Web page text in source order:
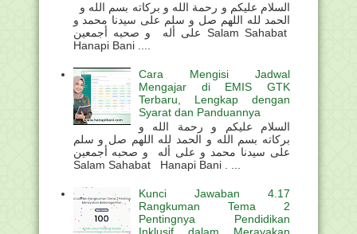
الحمد لله اللهم صل و سلم على سيدنا محمد و
على أله و صحبه أجمعين Salam Sahabat
Hanapi Bani ....
Cara Mengisi Jadwal
Mengajar di EMIS GTK
Terbaru, Lengkap dengan
Syarat dan Panduannya
السلام عليكم و رحمة الله و
بركاته بسم الله و الحمد لله اللهم صل و سلم
على سيدنا محمد و على أله و صحبه أجمعين
Salam Sahabat Hanapi Bani . ...
Kunci Jawaban 4.17
Rangkuman Tema 2
Pentingnya Pendidikan